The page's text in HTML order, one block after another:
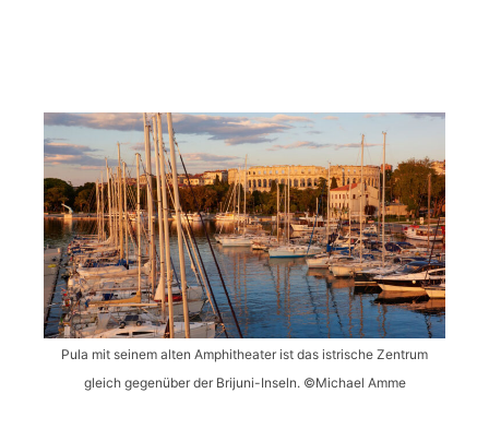
Pula mit seinem alten Amphitheater ist das istrische Zentrum
gleich gegenüber der Brijuni-Inseln. ©Michael Amme